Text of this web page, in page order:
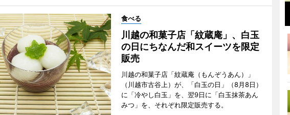
食べる
川越の和菓子店「紋蔵庵」、白玉
の日にちなんだ和スイーツを限定
販売
川越の和菓子店「紋蔵庵（もんぞうあん）」
（川越市古谷上）が、「白玉の日」（8月8日）
に「冷やし白玉」を、翌9日に「白玉抹茶あん
みつ」を、それぞれ限定販売する。